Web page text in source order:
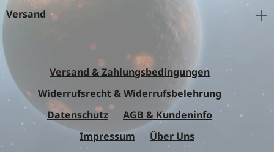
Versand
Versand & Zahlungsbedingungen
Widerrufsrecht & Widerrufsbelehrung
Datenschutz
AGB & Kundeninfo
Impressum
Über Uns